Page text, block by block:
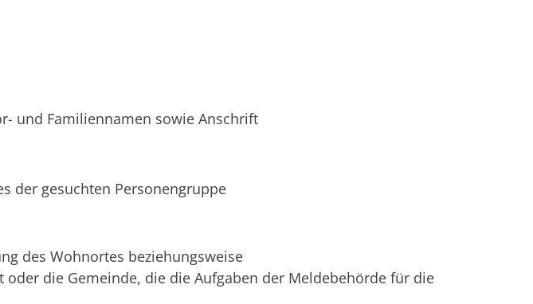
und Familiennamen sowie Anschrift
der gesuchten Personengruppe
des Wohnortes beziehungsweise
oder die Gemeinde, die die Aufgaben der Meldebehörde für die